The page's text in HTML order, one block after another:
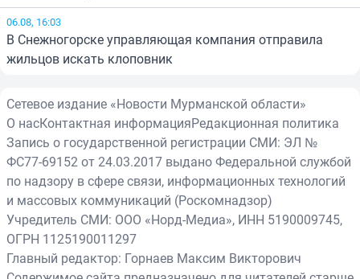
06.08, 16:03
В Снежногорске управляющая компания отправила
жильцов искать клоповник
Сетевое издание «Новости Мурманской области»
О насКонтактная информацияРедакционная политика
Запись о государственной регистрации СМИ: ЭЛ №
ФС77-69152 от 24.03.2017 выдано Федеральной службой
по надзору в сфере связи, информационных технологий
и массовых коммуникаций (Роскомнадзор)
Учредитель СМИ: ООО «Норд-Медиа», ИНН 5190009745,
ОГРН 1125190011297
Главный редактор: Горнаев Максим Викторович